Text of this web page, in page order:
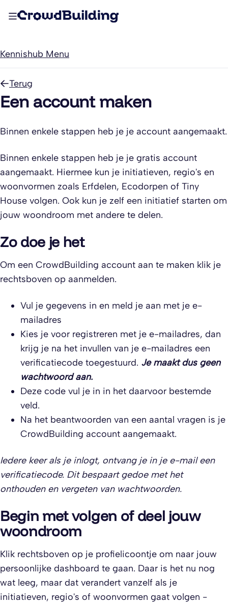
Kennishub Menu
Terug
Een account maken
Binnen enkele stappen heb je je account aangemaakt.
Binnen enkele stappen heb je je gratis account
aangemaakt. Hiermee kun je initiatieven, regio's en
woonvormen zoals Erfdelen, Ecodorpen of Tiny
House volgen. Ook kun je zelf een initiatief starten om
jouw woondroom met andere te delen.
Zo doe je het
Om een CrowdBuilding account aan te maken klik je
rechtsboven op aanmelden.
Vul je gegevens in en meld je aan met je e-
mailadres
Kies je voor registreren met je e-mailadres, dan
krijg je na het invullen van je e-mailadres een
verificatiecode toegestuurd. Je maakt dus geen
wachtwoord aan.
Deze code vul je in in het daarvoor bestemde
veld.
Na het beantwoorden van een aantal vragen is je
CrowdBuilding account aangemaakt.
Iedere keer als je inlogt, ontvang je in je e-mail een
verificatiecode. Dit bespaart gedoe met het
onthouden en vergeten van wachtwoorden.
Begin met volgen of deel jouw
woondroom
Klik rechtsboven op je profielicoontje om naar jouw
persoonlijke dashboard te gaan. Daar is het nu nog
wat leeg, maar dat verandert vanzelf als je
initiatieven, regio's of woonvormen gaat volgen -